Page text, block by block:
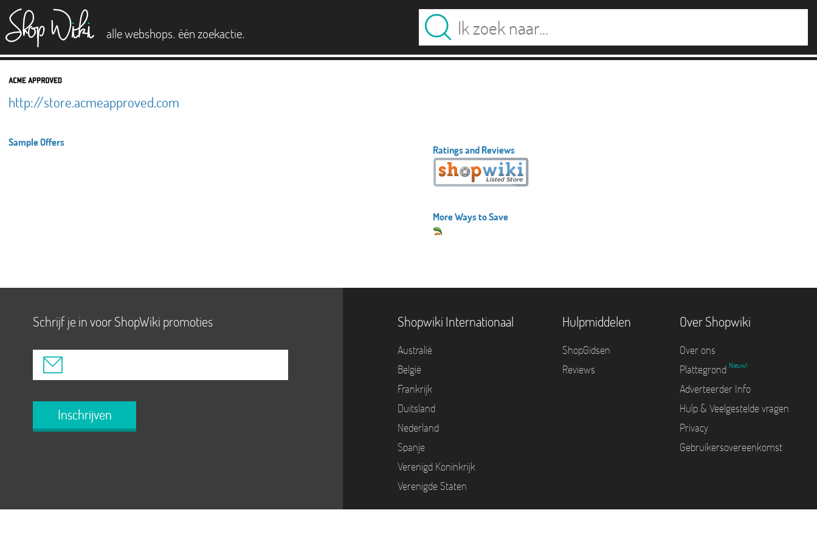
alle webshops. één zoekactie.
http://store.acmeapproved.com
Sample Offers
Ratings and Reviews
More Ways to Save
Schrijf je in voor ShopWiki promoties
Inschrijven
Shopwiki Internationaal
Australië
België
Frankrijk
Duitsland
Nederland
Spanje
Verenigd Koninkrijk
Verenigde Staten
Hulpmiddelen
ShopGidsen
Reviews
Over Shopwiki
Over ons
Plattegrond Nieuw!
Adverteerder Info
Hulp & Veelgestelde vragen
Privacy
Gebruikersovereenkomst